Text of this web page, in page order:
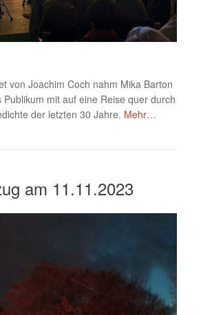
von Joachim Coch nahm Mika Barton
mit auf eine Reise quer durch
der letzten 30 Jahre. Mehr…
am 11.11.2023